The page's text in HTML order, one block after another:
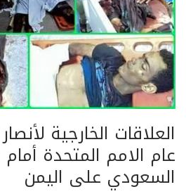
العلاقات الخارجية
عام الامم المتحدة
السعودي على اليمن